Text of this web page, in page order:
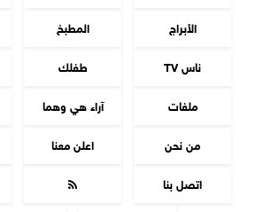
الأبراج
المطبخ
ناس TV
طفلك
ملفات
آراء هي وهما
من نحن
اعلن معنا
اتصل بنا
